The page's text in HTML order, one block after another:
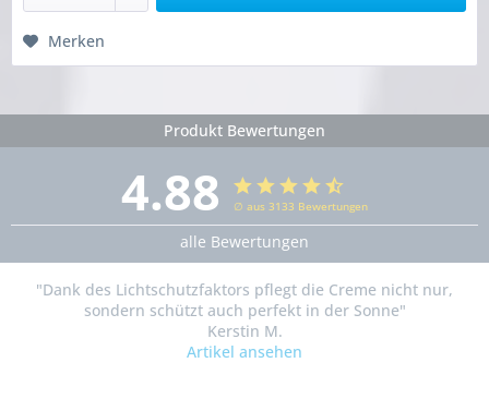
Merken
Produkt Bewertungen
4.88 ∅ aus 3133 Bewertungen
alle Bewertungen
"Dank des Lichtschutzfaktors pflegt die Creme nicht nur,
sondern schützt auch perfekt in der Sonne"
Kerstin M.
Artikel ansehen